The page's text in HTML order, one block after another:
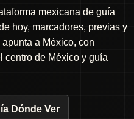
mexicana de guía
hoy, marcadores, previas y
a México, con
centro de México y guía
Dónde Ver